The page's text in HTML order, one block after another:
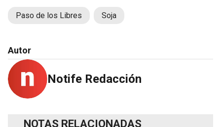
Paso de los Libres Soja
Autor
Notife Redacción
NOTAS RELACIONADAS